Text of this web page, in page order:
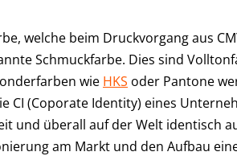
welche beim Druckvorgang aus
Schmuckfarbe. Dies sind
wie HKS oder Pantone
CI (Coporate Identity) eines
und überall auf der Welt identisch
am Markt und den Aufbau